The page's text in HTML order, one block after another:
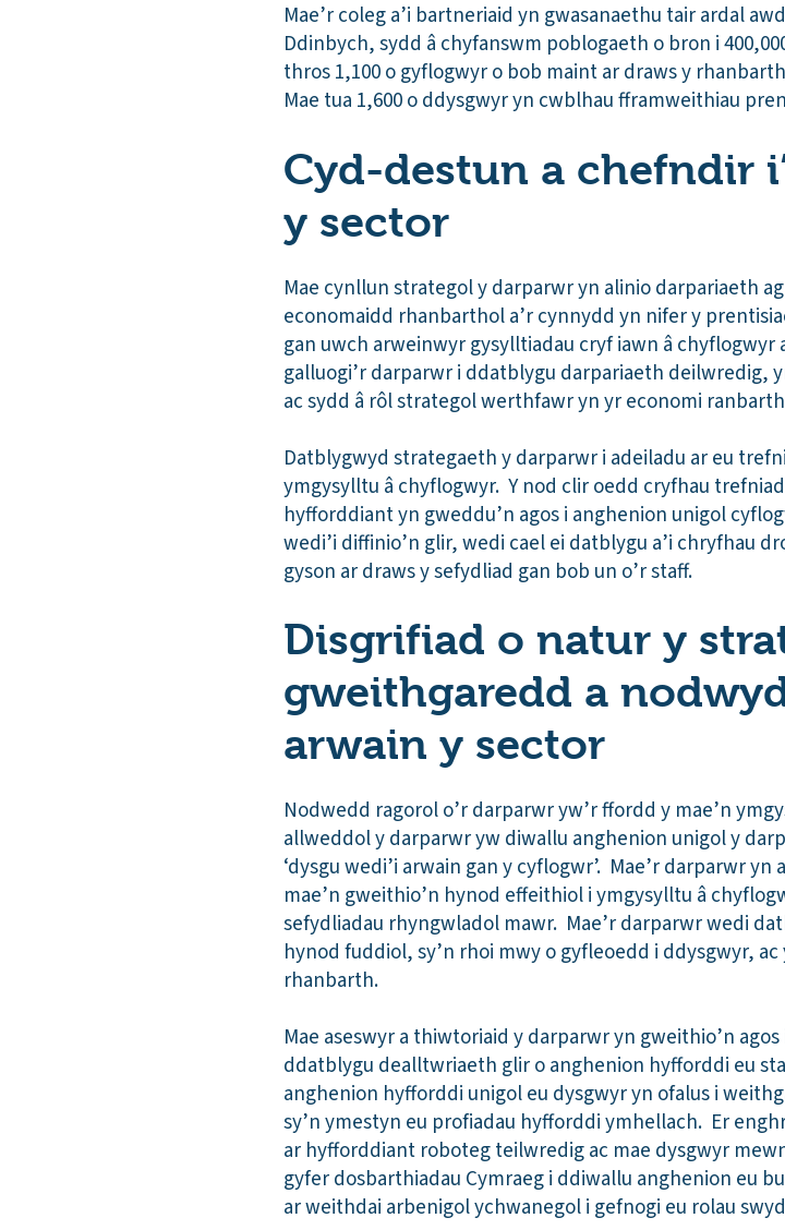
Mae’r coleg a’i bartneriaid yn gwasanaethu tair ardal
Ddinbych, sydd â chyfanswm poblogaeth o bron i
thros 1,100 o gyflogwyr o bob maint ar draws y
Mae tua 1,600 o ddysgwyr yn cwblhau fframweithiau
Cyd-destun a chefndir
y sector
Mae cynllun strategol y darparwr yn alinio darpariaeth
economaidd rhanbarthol a’r cynnydd yn nifer y
gan uwch arweinwyr gysylltiadau cryf iawn â
galluogi’r darparwr i ddatblygu darpariaeth deilwredig,
ac sydd â rôl strategol werthfawr yn yr economi
Datblygwyd strategaeth y darparwr i adeiladu ar eu
ymgysylltu â chyflogwyr. Y nod clir oedd cryfhau
hyfforddiant yn gweddu’n agos i anghenion unigol
wedi’i diffinio’n glir, wedi cael ei datblygu a’i chryfhau
gyson ar draws y sefydliad gan bob un o’r staff.
Disgrifiad o natur y
gweithgaredd a
arwain y sector
Nodwedd ragorol o’r darparwr yw’r ffordd y mae’n
allweddol y darparwr yw diwallu anghenion unigol y
‘dysgu wedi’i arwain gan y cyflogwr’. Mae’r darparwr
mae’n gweithio’n hynod effeithiol i ymgysylltu â
sefydliadau rhyngwladol mawr. Mae’r darparwr wedi
hynod fuddiol, sy’n rhoi mwy o gyfleoedd i ddysgwyr,
rhanbarth.
Mae aseswyr a thiwtoriaid y darparwr yn gweithio’n
ddatblygu dealltwriaeth glir o anghenion hyfforddi eu
anghenion hyfforddi unigol eu dysgwyr yn ofalus i
sy’n ymestyn eu profiadau hyfforddi ymhellach. Er
ar hyfforddiant roboteg teilwredig ac mae dysgwyr
gyfer dosbarthiadau Cymraeg i ddiwallu anghenion eu
ar weithdai arbenigol ychwanegol i gefnogi eu rolau